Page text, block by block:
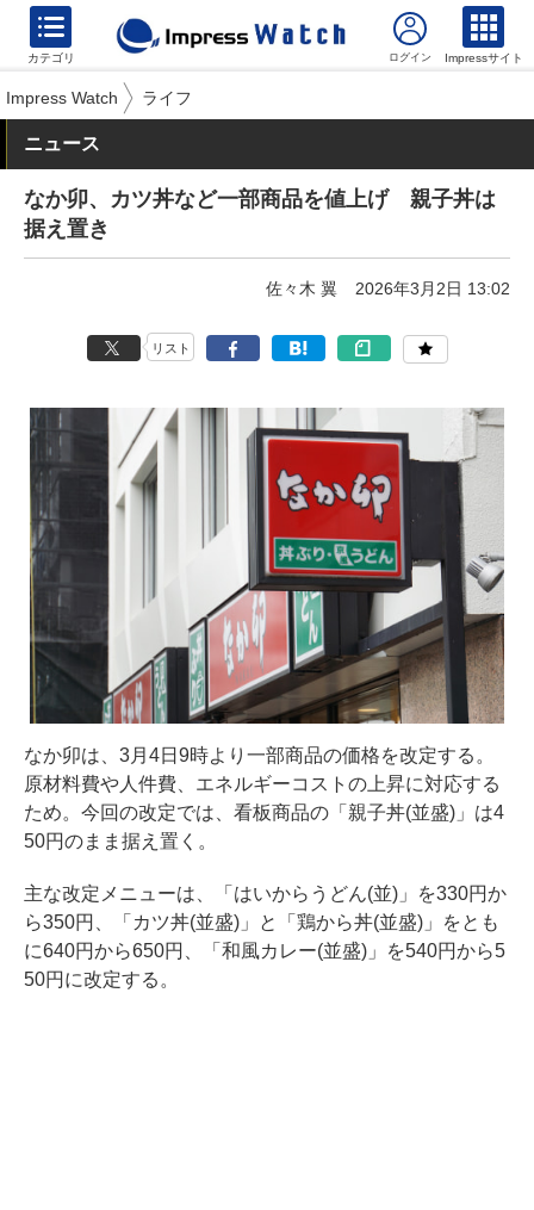
カテゴリ Impressサイト
Impress Watch ライフ
ニュース
なか卯、カツ丼など一部商品を値上げ 親子丼は
据え置き
佐々木 翼 2026年3月2日 13:02
リスト
なか卯は、3月4日9時より一部商品の価格を改定する。
原材料費や人件費、エネルギーコストの上昇に対応する
ため。今回の改定では、看板商品の「親子丼(並盛)」は4
50円のまま据え置く。
主な改定メニューは、「はいからうどん(並)」を330円か
ら350円、「カツ丼(並盛)」と「鶏から丼(並盛)」をとも
に640円から650円、「和風カレー(並盛)」を540円から5
50円に改定する。